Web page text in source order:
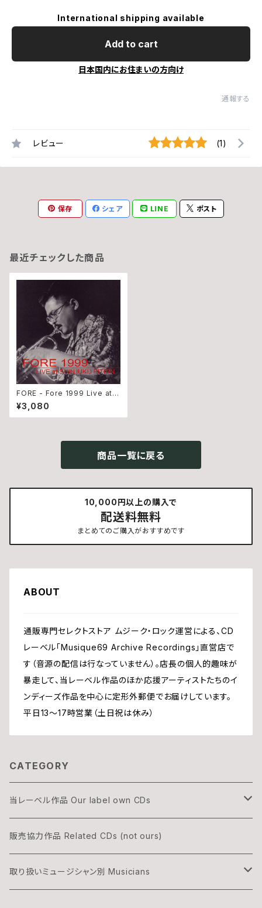
International shipping available
Add to cart
日本国内にお住まいの方向け
通報する
レビュー (1)
保存 シェア LINE ポスト
最近チェックした商品
FORE - Fore 1999 Live at S
hinjuku Pitinn (CD)
¥3,080
商品一覧に戻る
10,000円以上の購入で
配送料無料
まとめてのご購入がおすすめです
ABOUT
通販専門セレクトストア ムジーク・ロック運営による、CD
レーベル「Musique69 Archive Recordings」直営店で
す（音源の配信は行なっていません）。店長の個人的趣味が
暴走して、当レーベル作品のほか応援アーティストたちのイ
ンディーズ作品を中心に定形外郵便でお届けしています。
平日13〜17時営業（土日祝は休み）
CATEGORY
当レーベル作品 Our label own CDs
DOGON
THREE & ONLY
販売協力作品 Related CDs (not ours)
取り扱いミュージシャン別 Musicians